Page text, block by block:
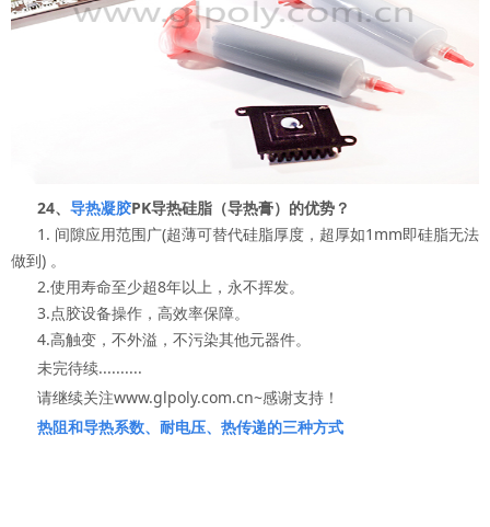
24、 导热凝胶PK导热硅脂（导热膏）的优势？
1. 间隙应用范围广(超薄可替代硅脂厚度，超厚如1mm即硅脂无法
做到) 。
2.使用寿命至少超8年以上，永不挥发。
3.点胶设备操作，高效率保障。
4.高触变，不外溢，不污染其他元器件。
未完待续..........
请继续关注www.glpoly.com.cn~感谢支持！
热阻和导热系数、 耐电压、 热传递的三种方式